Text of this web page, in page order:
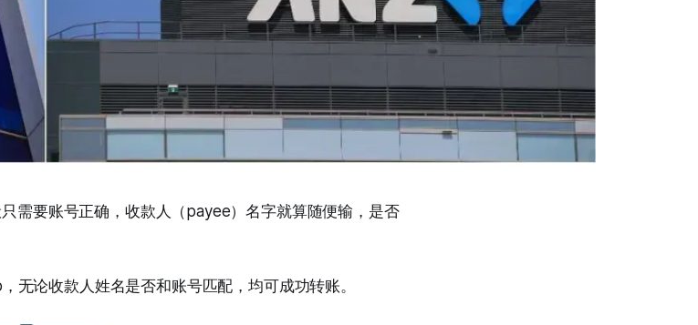
需要账号正确，收款人（payee）名字就算随便输，是否
无论收款人姓名是否和账号匹配，均可成功转账。